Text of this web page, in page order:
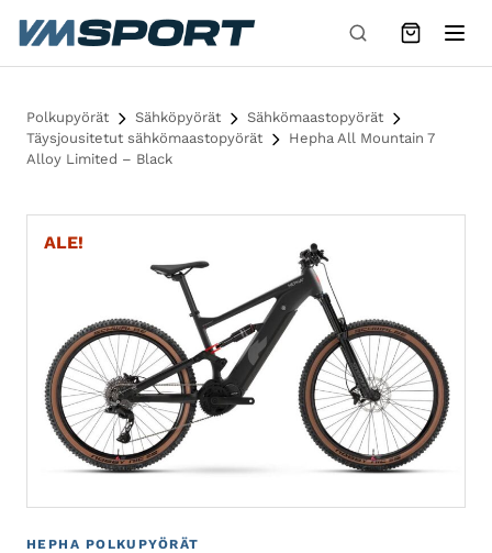
Siirry sisältöön
Polkupyörät Sähköpyörät
Sähkömaastopyörät
Täysjousitetut sähkömaastopyörät
Hepha All Mountain 7
Alloy Limited – Black
ALE!
HEPHA POLKUPYÖRÄT